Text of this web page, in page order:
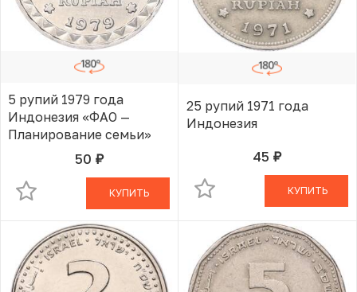
5 рупий 1979 года
Индонезия «ФАО —
Планирование семьи»
50 руб.В КОРЗИНЕ
КУПИТЬ
25 рупий 1971 года
Индонезия
45 руб.В КОРЗИНЕ
КУПИТЬ